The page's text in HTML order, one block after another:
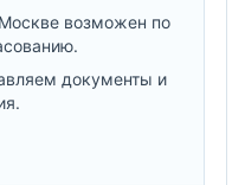
возможен по
документы и